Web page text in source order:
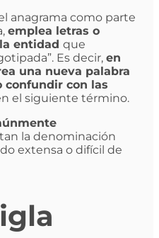
anagrama como parte
emplea letras o
entidad que
. Es decir, en
una nueva palabra
confundir con las
el siguiente término.
la denominación
extensa o difícil de